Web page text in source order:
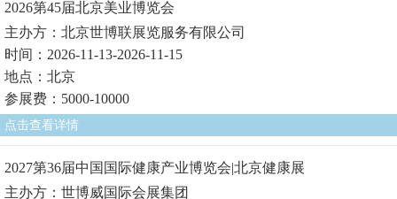
2026第45届北京美业博览会
主办方：北京世博联展览服务有限公司
时间：2026-11-13-2026-11-15
地点：北京
参展费：5000-10000
点击查看详情
2027第36届中国国际健康产业博览会|北京健康展
主办方：世博威国际会展集团